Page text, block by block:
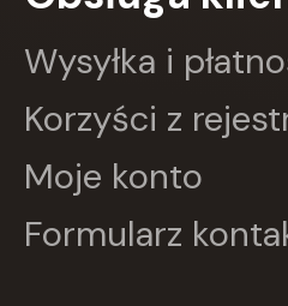
GRUPA IMAGE
HARMONIA
Insignis
JEDNOŚĆ
karakter
Wysyłka i
Korzyści z
Moje konto
Formularz